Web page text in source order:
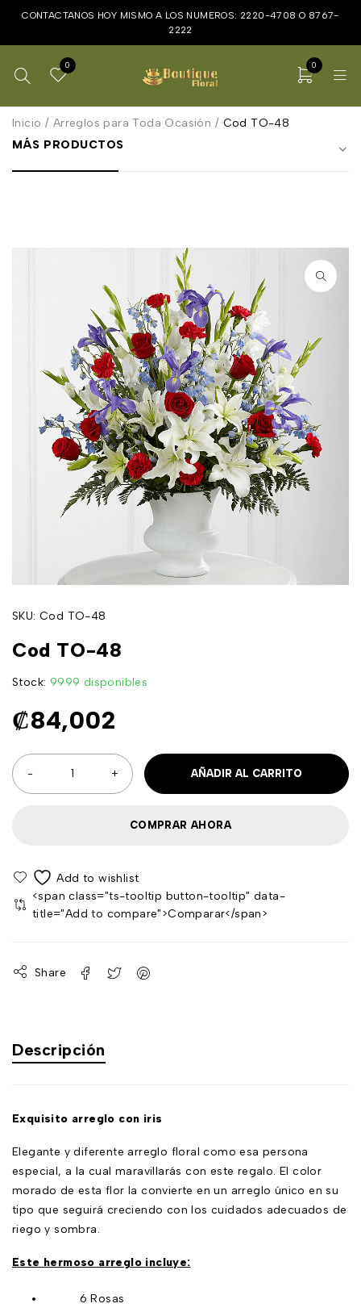
CONTACTANOS HOY MISMO A LOS NUMEROS: 2220-4708 O 8767-
2222
0 0
Inicio / Arreglos para Toda Ocasión / Cod TO-48
MÁS PRODUCTOS
SKU: Cod TO-48
Cod TO-48
Stock: 9999 disponibles
₡84,002
AÑADIR AL CARRITO
COMPRAR AHORA
<span class="ts-tooltip button-tooltip" data-
title="Add to compare">Comparar</span>
Share
Descripción
Exquisito arreglo con iris
Elegante y diferente arreglo floral como esa persona
especial, a la cual maravillarás con este regalo. El color
morado de esta flor la convierte en un arreglo único en su
tipo que seguirá creciendo con los cuidados adecuados de
riego y sombra.
Este hermoso arreglo incluye:
6 Rosas